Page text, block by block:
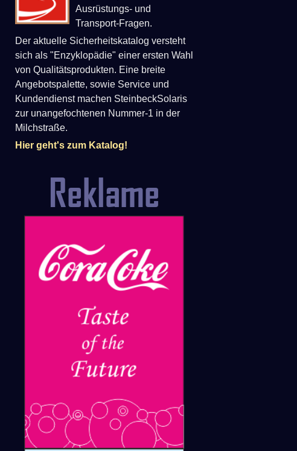
Ausrüstungs- und
Transport-Fragen.
Der aktuelle Sicherheitskatalog versteht
sich als "Enzyklopädie" einer ersten Wahl
von Qualitätsprodukten. Eine breite
Angebotspalette, sowie Service und
Kundendienst machen SteinbeckSolaris
zur unangefochtenen Nummer-1 in der
Milchstraße.
Hier geht's zum Katalog!
Reklame